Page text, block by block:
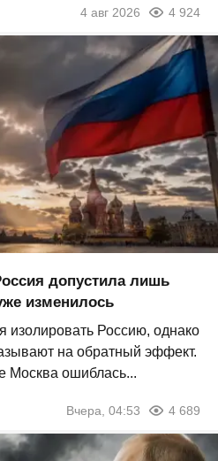
4 авг 2026 4 924
допустила лишь
изменилось
изолировать Россию, однако
на обратный эффект.
Москва ошиблась...
Вчера, 04:53 4 689